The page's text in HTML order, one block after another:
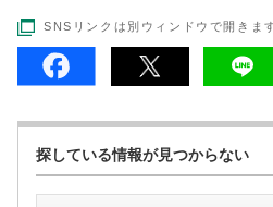
SNSリンクは別ウィンドウで開きま
探している情報が見つからない